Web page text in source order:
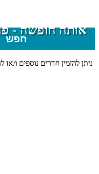
חפש
אותה חופשה -